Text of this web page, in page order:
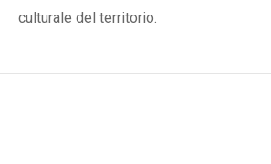
culturale del territorio.